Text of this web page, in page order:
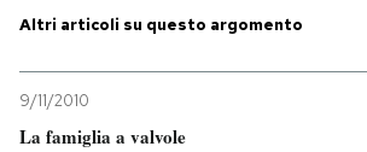
Altri articoli su questo argomento
9/11/2010
La famiglia a valvole